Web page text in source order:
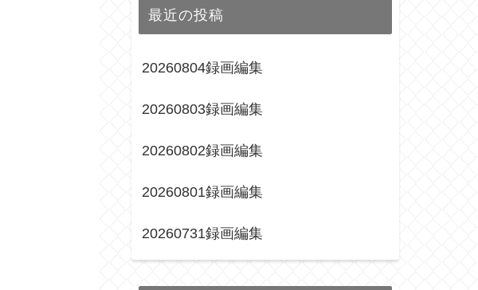
最近の投稿
20260804録画編集
20260803録画編集
20260802録画編集
20260801録画編集
20260731録画編集